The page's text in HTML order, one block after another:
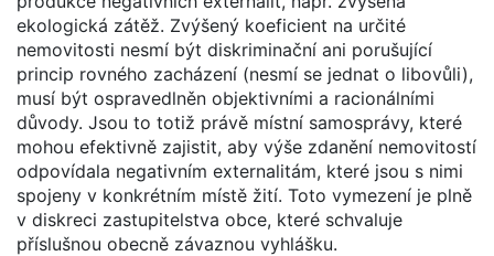
ekologická zátěž. Zvýšený koeficient na určité
nemovitosti nesmí být diskriminační ani porušující
princip rovného zacházení (nesmí se jednat o libovůli),
musí být ospravedlněn objektivními a racionálními
důvody. Jsou to totiž právě místní samosprávy, které
mohou efektivně zajistit, aby výše zdanění nemovitostí
odpovídala negativním externalitám, které jsou s nimi
spojeny v konkrétním místě žití. Toto vymezení je plně
v diskreci zastupitelstva obce, které schvaluje
příslušnou obecně závaznou vyhlášku.